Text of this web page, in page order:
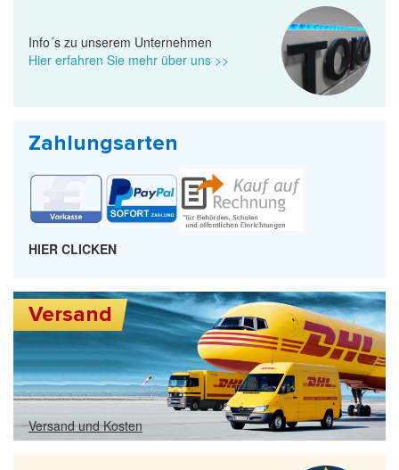
Info´s zu unserem Unternehmen
Hier erfahren Sie mehr über uns >>
Zahlungsarten
HIER CLICKEN
Versand
Versand und Kosten